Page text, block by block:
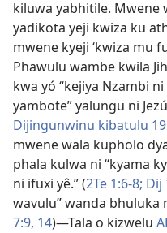
kiluwa yabhitile. Mwene
yadikota yeji kwiza ku
mwene kyeji ‘kwiza mu
Phawulu wambe kwila
kwa yó “kejiya Nzambi
yambote” yalungu ni
Dijingunwinu kibatulu 19
mwene wala kupholo
phala kulwa ni “kyama
ni ifuxi yê.” (2Te 1:6-8; Dij
wavulu” wanda bhuluka
7:9, 14)—Tala o kizwelu